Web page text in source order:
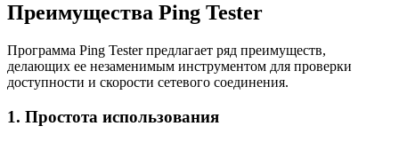
Преимущества Ping Tester
Программа Ping Tester предлагает ряд преимуществ,
делающих ее незаменимым инструментом для проверки
доступности и скорости сетевого соединения.
1. Простота использования